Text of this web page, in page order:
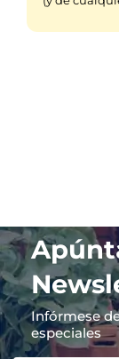
Infórmese
especiales